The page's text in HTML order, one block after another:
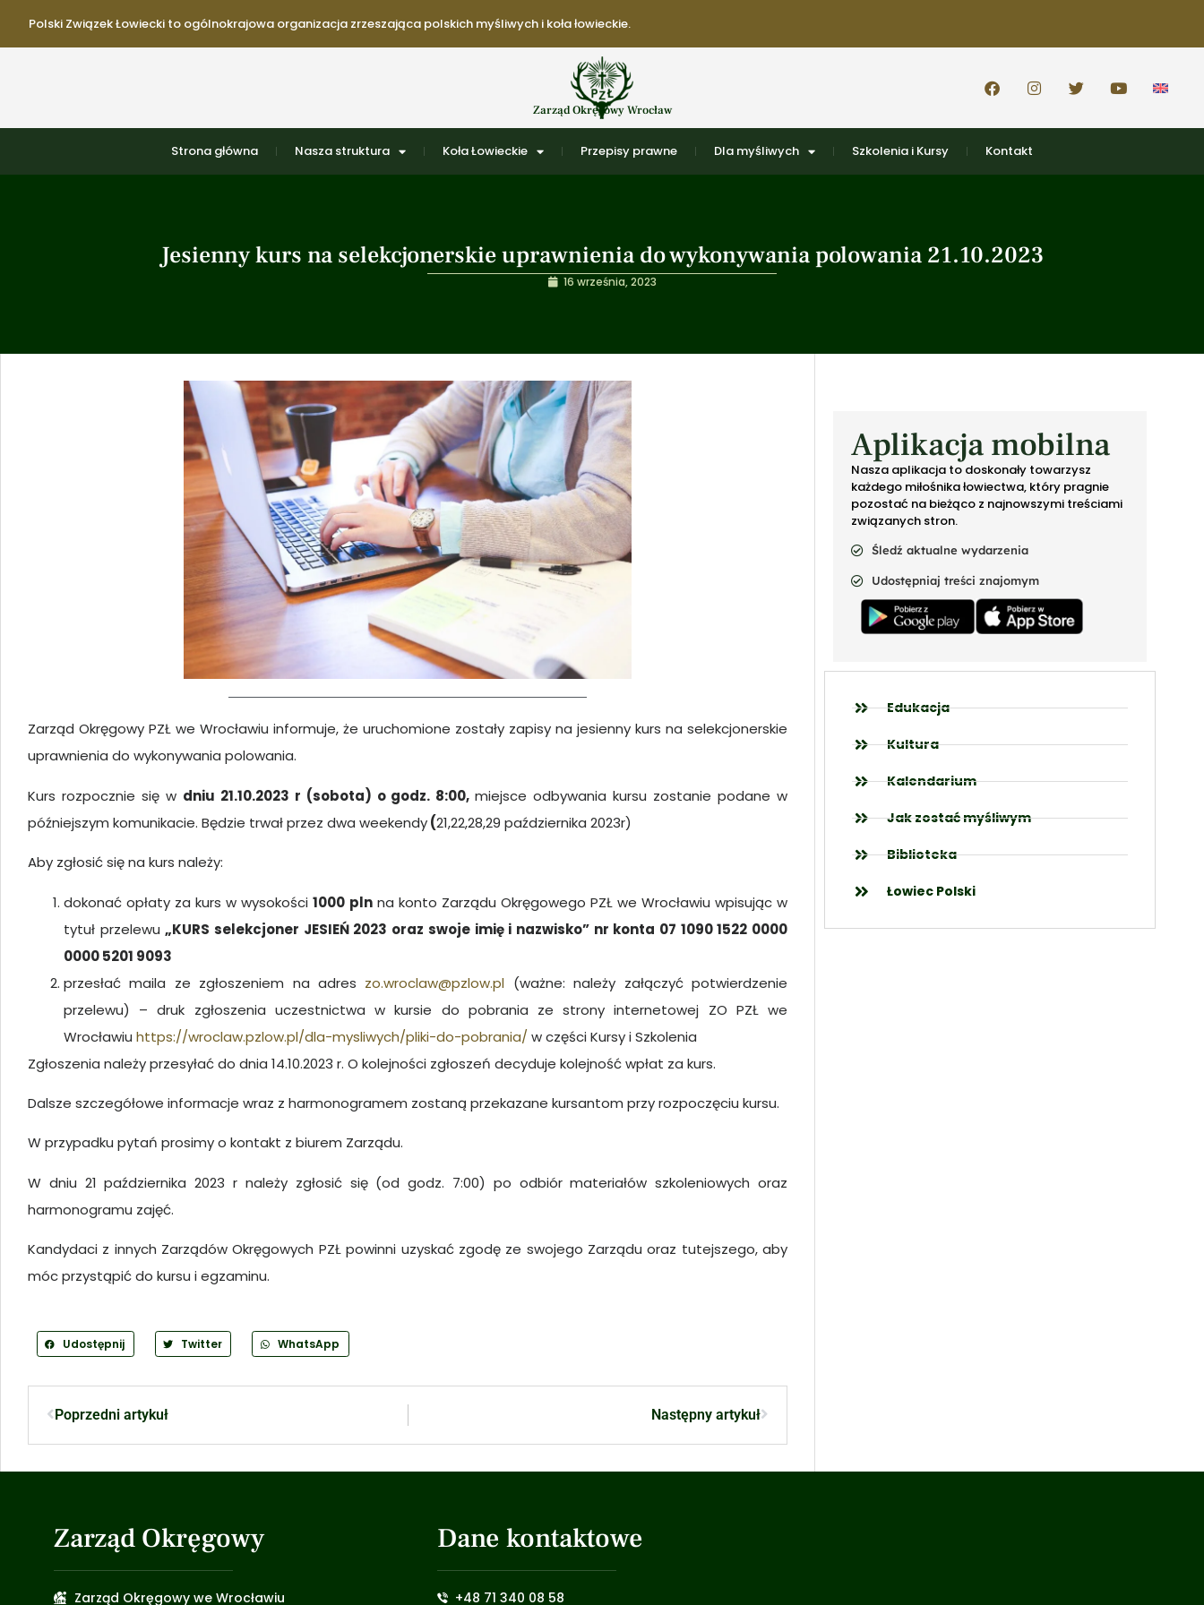
Polski Związek Łowiecki to ogólnokrajowa organizacja zrzeszająca polskich myśliwych i koła łowieckie.
Zarząd Okręgowy Wrocław
Strona główna Nasza struktura Koła Łowieckie Przepisy prawne Dla myśliwych Szkolenia i Kursy Kontakt
Jesienny kurs na selekcjonerskie uprawnienia do wykonywania polowania 21.10.2023
16 września, 2023
Zarząd Okręgowy PZŁ we Wrocławiu informuje, że uruchomione zostały zapisy na jesienny kurs na selekcjonerskie
uprawnienia do wykonywania polowania.
Kurs rozpocznie się w dniu 21.10.2023 r (sobota) o godz. 8:00,miejsce odbywania kursu zostanie podane w
późniejszym komunikacie. Będzie trwał przez dwa weekendy(21,22,28,29 października 2023r)
Aby zgłosić się na kurs należy:
dokonać opłaty za kurs w wysokości 1000 pln na konto Zarządu Okręgowego PZŁ we Wrocławiu wpisując w
tytuł przelewu„KURS selekcjoner JESIEŃ 2023 oraz swoje imię i nazwisko” nr konta 07 1090 1522 0000
0000 5201 9093
przesłać maila ze zgłoszeniem na adres zo.wroclaw@pzlow.pl (ważne: należy załączyć potwierdzenie
przelewu) – druk zgłoszenia uczestnictwa w kursie do pobrania ze strony internetowej ZO PZŁ we
Wrocławiu https://wroclaw.pzlow.pl/dla-mysliwych/pliki-do-pobrania/w części Kursy i Szkolenia
Zgłoszenia należy przesyłać do dnia 14.10.2023 r. O kolejności zgłoszeń decyduje kolejność wpłat za kurs.
Dalsze szczegółowe informacje wraz z harmonogramem zostaną przekazane kursantom przy rozpoczęciu kursu.
W przypadku pytań prosimy o kontakt z biurem Zarządu.
W dniu 21 października 2023 r należy zgłosić się (od godz. 7:00) po odbiór materiałów szkoleniowych oraz
harmonogramu zajęć.
Kandydaci z innych Zarządów Okręgowych PZŁ powinni uzyskać zgodę ze swojego Zarządu oraz tutejszego, aby
móc przystąpić do kursu i egzaminu.
Udostępnij Twitter WhatsApp
Poprzedni artykuł Następny artykuł
Aplikacja mobilna
Nasza aplikacja to doskonały towarzysz
każdego miłośnika łowiectwa, który pragnie
pozostać na bieżąco z najnowszymi treściami
związanych stron.
Śledź aktualne wydarzenia
Udostępniaj treści znajomym
Edukacja
Kultura
Kalendarium
Jak zostać myśliwym
Biblioteka
Łowiec Polski
Zarząd Okręgowy
Zarząd Okręgowy we Wrocławiu
Dane kontaktowe
+48 71 340 08 58